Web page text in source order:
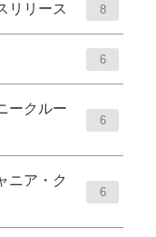
リリース 8
6
ークルー
6
ニア・ク
6